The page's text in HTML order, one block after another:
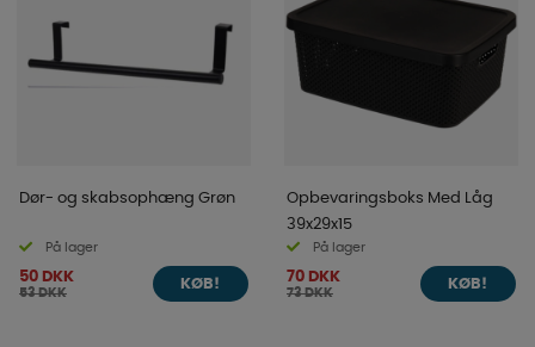
Dør- og skabsophæng Grøn
På lager
50 DKK
53 DKK
KØB!
Opbevaringsboks Med Låg
39x29x15
På lager
70 DKK
73 DKK
KØB!